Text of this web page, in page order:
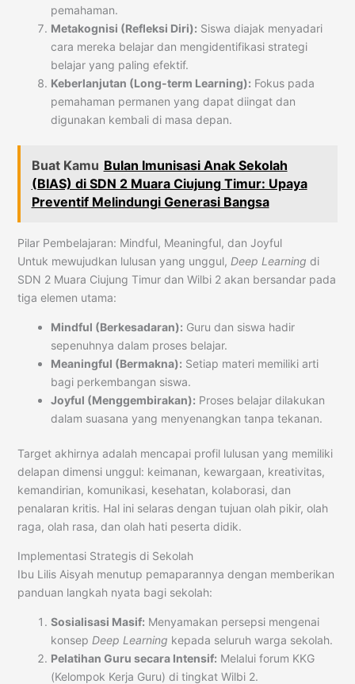
pemahaman.
Metakognisi (Refleksi Diri): Siswa diajak menyadari
cara mereka belajar dan mengidentifikasi strategi
belajar yang paling efektif.
Keberlanjutan (Long-term Learning): Fokus pada
pemahaman permanen yang dapat diingat dan
digunakan kembali di masa depan.
Buat Kamu Bulan Imunisasi Anak Sekolah
(BIAS) di SDN 2 Muara Ciujung Timur: Upaya
Preventif Melindungi Generasi Bangsa
Pilar Pembelajaran: Mindful, Meaningful, dan Joyful
Untuk mewujudkan lulusan yang unggul, Deep Learning di
SDN 2 Muara Ciujung Timur dan Wilbi 2 akan bersandar pada
tiga elemen utama:
Mindful (Berkesadaran): Guru dan siswa hadir
sepenuhnya dalam proses belajar.
Meaningful (Bermakna): Setiap materi memiliki arti
bagi perkembangan siswa.
Joyful (Menggembirakan): Proses belajar dilakukan
dalam suasana yang menyenangkan tanpa tekanan.
Target akhirnya adalah mencapai profil lulusan yang memiliki
delapan dimensi unggul: keimanan, kewargaan, kreativitas,
kemandirian, komunikasi, kesehatan, kolaborasi, dan
penalaran kritis. Hal ini selaras dengan tujuan olah pikir, olah
raga, olah rasa, dan olah hati peserta didik.
Implementasi Strategis di Sekolah
Ibu Lilis Aisyah menutup pemaparannya dengan memberikan
panduan langkah nyata bagi sekolah:
Sosialisasi Masif: Menyamakan persepsi mengenai
konsep Deep Learning kepada seluruh warga sekolah.
Pelatihan Guru secara Intensif: Melalui forum KKG
(Kelompok Kerja Guru) di tingkat Wilbi 2.